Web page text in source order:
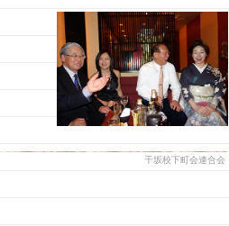
千坂校下町会連合会